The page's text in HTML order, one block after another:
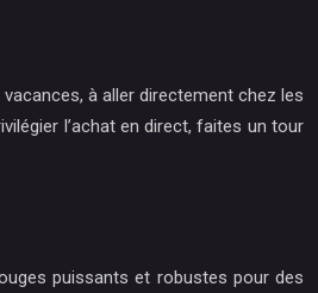
à aller directement chez les
l’achat en direct, faites un tour
puissants et robustes pour des